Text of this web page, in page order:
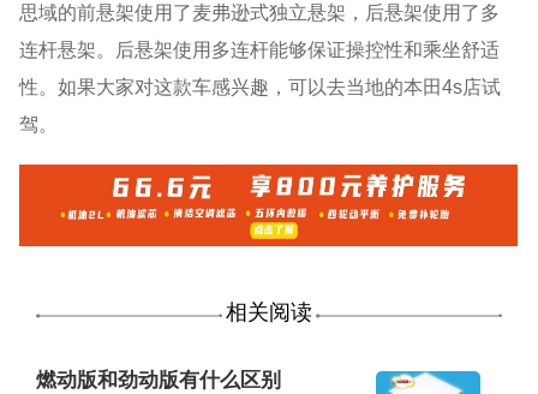
思域的前悬架使用了麦弗逊式独立悬架，后悬架使用了多
连杆悬架。后悬架使用多连杆能够保证操控性和乘坐舒适
性。如果大家对这款车感兴趣，可以去当地的本田4s店试
驾。
相关阅读
燃动版和劲动版有什么区别